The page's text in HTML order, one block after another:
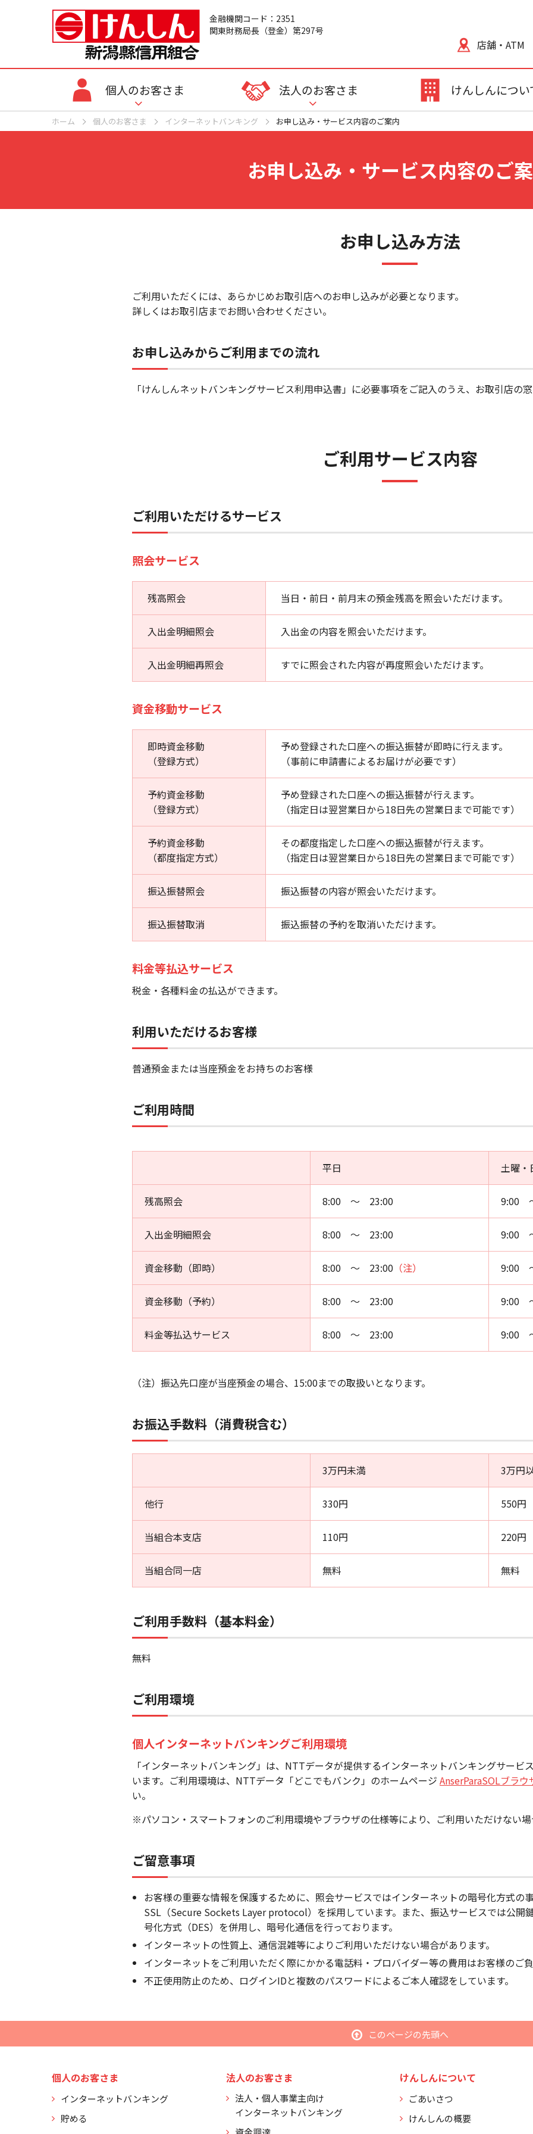
金融機関コード：2351
関東財務局長（登金）第297号
店舗・ATM
個人のお客さま 法人のお客さま けんしんについ
ホーム 個人のお客さま インターネットバンキング お申し込み・サービス内容のご案内
お申し込み・サービス内容のご
お申し込み方法
ご利用いただくには、あらかじめお取引店へのお申し込みが必要となります。
詳しくはお取引店までお問い合わせください。
お申し込みからご利用までの流れ
「けんしんネットバンキングサービス利用申込書」に必要事項をご記入のうえ、お取引店の
ご利用サービス内容
ご利用いただけるサービス
照会サービス
残高照会 当日・前日・前月末の預金残高を照会いただけます。
入出金明細照会 入出金の内容を照会いただけます。
入出金明細再照会 すでに照会された内容が再度照会いただけます。
資金移動サービス
即時資金移動
（登録方式）
予め登録された口座への振込振替が即時に行えます。
（事前に申請書によるお届けが必要です）
予約資金移動
（登録方式）
予め登録された口座への振込振替が行えます。
（指定日は翌営業日から18日先の営業日まで可能です）
予約資金移動
（都度指定方式）
その都度指定した口座への振込振替が行えます。
（指定日は翌営業日から18日先の営業日まで可能です）
振込振替照会 振込振替の内容が照会いただけます。
振込振替取消 振込振替の予約を取消いただけます。
料金等払込サービス
税金・各種料金の払込ができます。
利用いただけるお客様
普通預金または当座預金をお持ちのお客様
ご利用時間
平日 土曜・
残高照会 8:00 ～ 23:00 9:00
入出金明細照会 8:00 ～ 23:00 9:00
資金移動（即時） 8:00 ～ 23:00 （注） 9:00
資金移動（予約） 8:00 ～ 23:00 9:00
料金等払込サービス 8:00 ～ 23:00 9:00
（注）振込先口座が当座預金の場合、15:00までの取扱いとなります。
お振込手数料（消費税含む）
3万円未満 3万円
他行 330円 550円
当組合本支店 110円 220円
当組合同一店 無料 無料
ご利用手数料（基本料金）
無料
ご利用環境
個人インターネットバンキングご利用環境
「インターネットバンキング」は、NTTデータが提供するインターネットバンキングサービ
います。ご利用環境は、NTTデータ「どこでもバンク」のホームページ AnserParaSOLブラ
い。
※パソコン・スマートフォンのご利用環境やブラウザの仕様等により、ご利用いただけない場
ご留意事項
お客様の重要な情報を保護するために、照会サービスではインターネットの暗号化方式の
SSL（Secure Sockets Layer protocol）を採用しています。また、振込サービスでは公開
号化方式（DES）を併用し、暗号化通信を行っております。
インターネットの性質上、通信混雑等によりご利用いただけない場合があります。
インターネットをご利用いただく際にかかる電話料・プロバイダー等の費用はお客様のご負
不正使用防止のため、ログインIDと複数のパスワードによるご本人確認をしています。
このページの先頭へ
個人のお客さま
インターネットバンキング
貯める
法人のお客さま
法人・個人事業主向け
インターネットバンキング
けんしんについて
ごあいさつ
けんしんの概要